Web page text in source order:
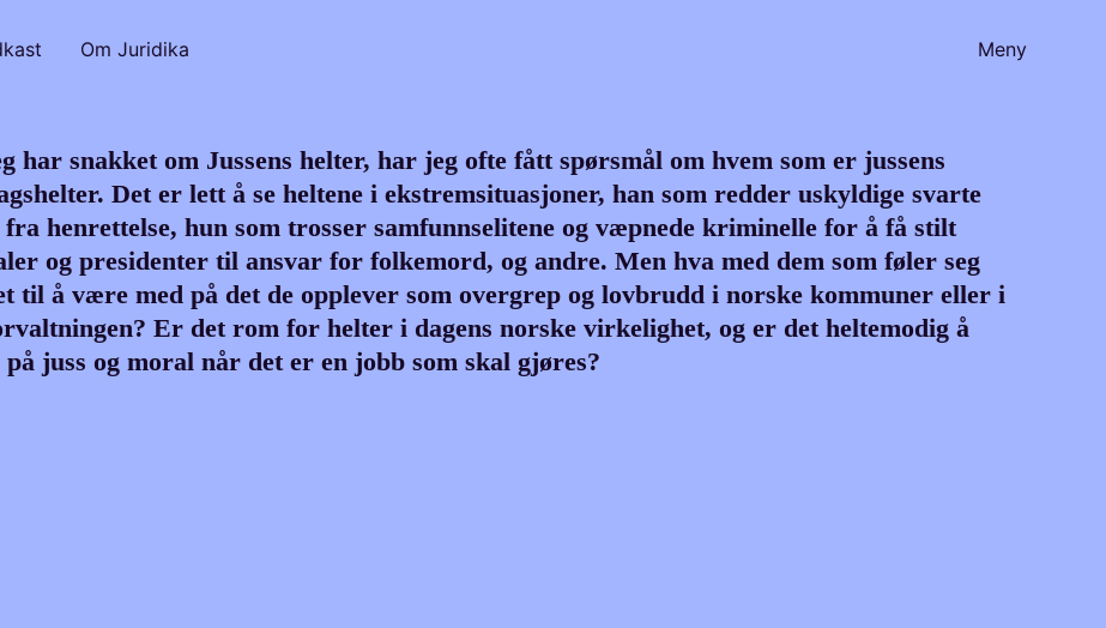
Om Juridika Meny
har snakket om Jussens helter, har jeg ofte fått spørsmål om hvem som er jussens
Det er lett å se heltene i ekstremsituasjoner, han som redder uskyldige svarte
henrettelse, hun som trosser samfunnselitene og væpnede kriminelle for å få stilt
og presidenter til ansvar for folkemord, og andre. Men hva med dem som føler seg
til å være med på det de opplever som overgrep og lovbrudd i norske kommuner eller i
Er det rom for helter i dagens norske virkelighet, og er det heltemodig å
juss og moral når det er en jobb som skal gjøres?